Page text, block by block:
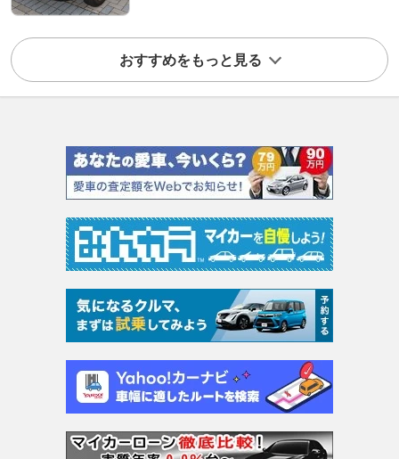
おすすめをもっと見る